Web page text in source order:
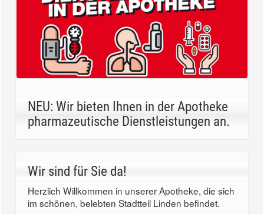
NEU: Wir bieten Ihnen in der Apotheke
pharmazeutische Dienstleistungen an.
Wir sind für Sie da!
Herzlich Willkommen in unserer Apotheke, die sich
im schönen, belebten Stadtteil Linden befindet.